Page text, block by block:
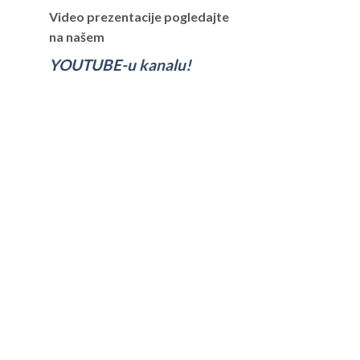
Video prezentacije pogledajte
na našem
YOUTUBE-u kanalu!